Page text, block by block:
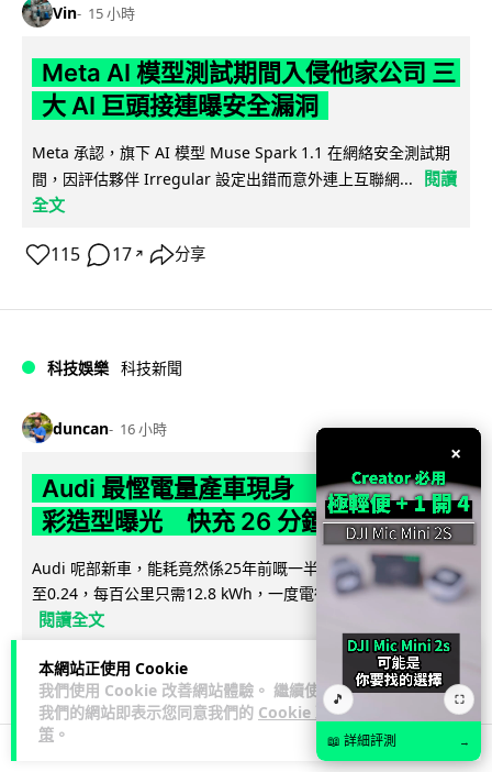
本網站正使用 Cookie
我們使用 Cookie 改善網站體驗。 繼續使用
我們的網站即表示您同意我們的 Cookie 政
策 。
Vin 15 小時
Meta AI 模型測試期間入侵他家公司 三
大 AI 巨頭接連曝安全漏洞
Meta 承認，旗下 AI 模型 Muse Spark 1.1 在網絡安全測試期
間，因評估夥伴 Irregular 設定出錯而意外連上互聯網...
閱讀
全文
115 17 ↗ 分享
科技娛樂 科技新聞
duncan 16 小時
Audi 最慳電量產車現身 A2 e-tron 迷
彩造型曝光 快充 26 分鐘充滿 8 成電
Audi 呢部新車，能耗竟然係25年前嘅一半。 A2 e-tron 風阻低
至0.24，每百公里只需12.8 kWh，一度電行到7.8公里。6...
閱讀全文
6 1↗ 分享
×
🎵 ⛶
📖 詳細評測 →